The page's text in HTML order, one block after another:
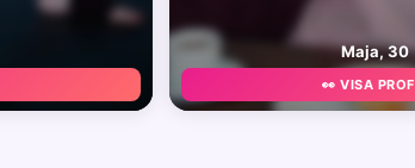
Maja, 30
👀 VISA